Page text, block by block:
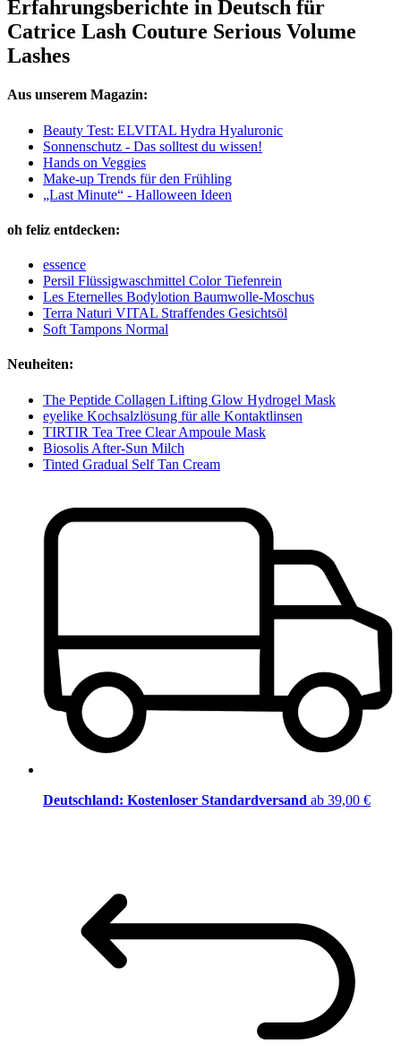
Erfahrungsberichte in Deutsch für
Catrice Lash Couture Serious Volume
Lashes
Aus unserem Magazin:
Beauty Test: ELVITAL Hydra Hyaluronic
Sonnenschutz - Das solltest du wissen!
Hands on Veggies
Make-up Trends für den Frühling
„Last Minute“ - Halloween Ideen
oh feliz entdecken:
essence
Persil Flüssigwaschmittel Color Tiefenrein
Les Eternelles Bodylotion Baumwolle-Moschus
Terra Naturi VITAL Straffendes Gesichtsöl
Soft Tampons Normal
Neuheiten:
The Peptide Collagen Lifting Glow Hydrogel Mask
eyelike Kochsalzlösung für alle Kontaktlinsen
TIRTIR Tea Tree Clear Ampoule Mask
Biosolis After-Sun Milch
Tinted Gradual Self Tan Cream
Deutschland: Kostenloser Standardversand ab 39,00 €